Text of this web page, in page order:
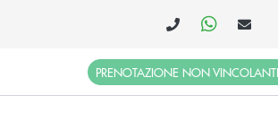
PRENOTAZIONE NON